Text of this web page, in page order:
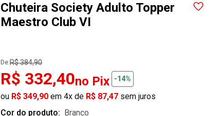
Chuteira Society Adulto Topper
Maestro Club VI
De:R$ 384,90
R$ 332,40no Pix -14%
ou R$ 349,90 em 4x de R$ 87,47 sem juros
Cor do produto:
branco